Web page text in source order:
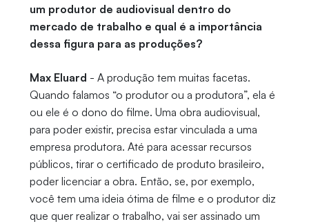
um produtor de audiovisual dentro do
mercado de trabalho e qual é a importância
dessa figura para as produções?
Max Eluard - A produção tem muitas facetas.
Quando falamos “o produtor ou a produtora”, ela é
ou ele é o dono do filme. Uma obra audiovisual,
para poder existir, precisa estar vinculada a uma
empresa produtora. Até para acessar recursos
públicos, tirar o certificado de produto brasileiro,
poder licenciar a obra. Então, se, por exemplo,
você tem uma ideia ótima de filme e o produtor diz
que quer realizar o trabalho, vai ser assinado um